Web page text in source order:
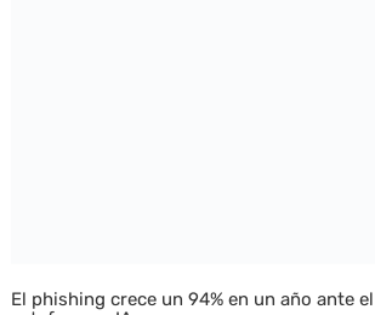
El phishing crece un 94% en un año ante